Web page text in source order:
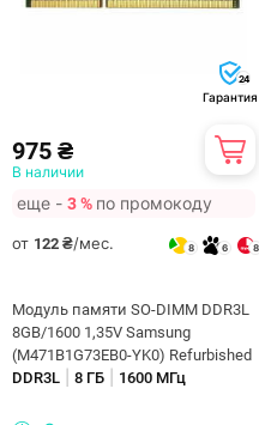
24
Гарантия
975 ₴
В наличии
еще - 3 % по промокоду
от 122 ₴/мес. 8 6 8
Модуль памяти SO-DIMM DDR3L
8GB/1600 1,35V Samsung
(M471B1G73EB0-YK0) Refurbished
DDR3L
8 ГБ 1600 МГц